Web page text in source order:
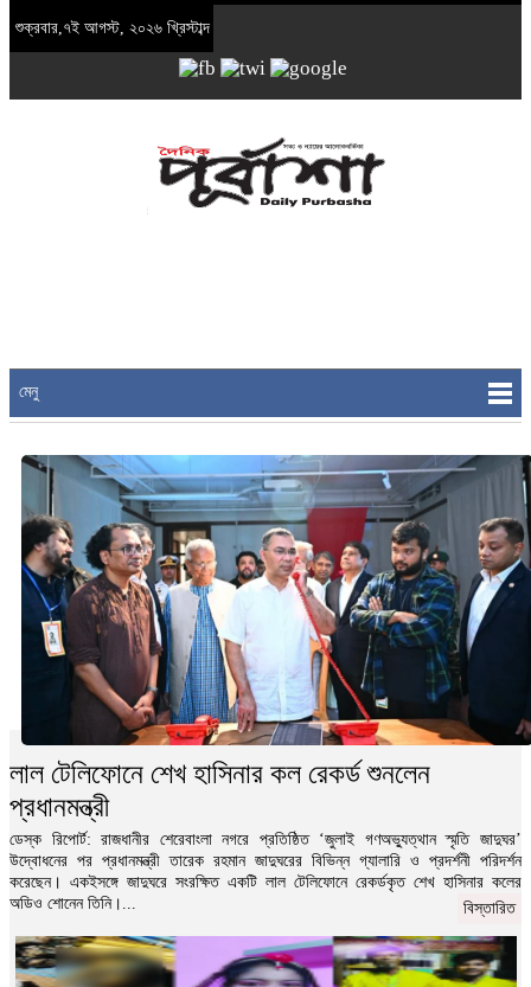
শুক্রবার,৭ই আগস্ট, ২০২৬ খ্রিস্টাব্দ
মেনু
লাল টেলিফোনে শেখ হাসিনার কল রেকর্ড শুনলেন
প্রধানমন্ত্রী
ডেস্ক রিপোর্ট: রাজধানীর শেরেবাংলা নগরে প্রতিষ্ঠিত ‘জুলাই গণঅভ্যুত্থান স্মৃতি জাদুঘর’
উদ্বোধনের পর প্রধানমন্ত্রী তারেক রহমান জাদুঘরের বিভিন্ন গ্যালারি ও প্রদর্শনী পরিদর্শন
করেছেন। একইসঙ্গে জাদুঘরে সংরক্ষিত একটি লাল টেলিফোনে রেকর্ডকৃত শেখ হাসিনার কলের
অডিও শোনেন তিনি।...
বিস্তারিত